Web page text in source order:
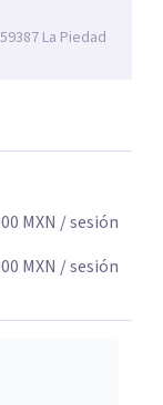
La Piedad
MXN / sesión
MXN / sesión